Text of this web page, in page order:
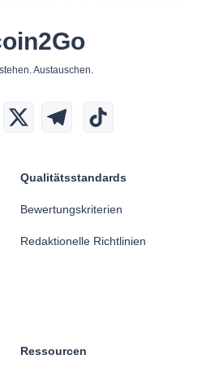
Austauschen.
Qualitätsstandards
Bewertungskriterien
Redaktionelle Richtlinien
Ressourcen